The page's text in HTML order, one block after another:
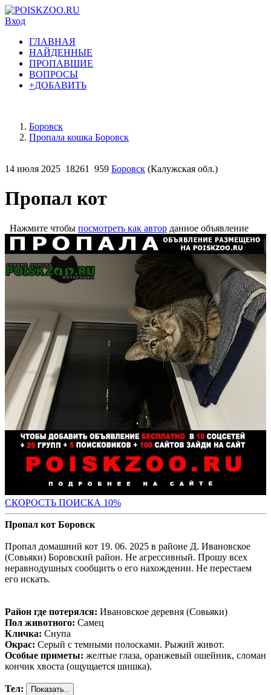
Вход
ГЛАВНАЯ
НАЙДЕННЫЕ
ПРОПАВШИЕ
ВОПРОСЫ
+ДОБАВИТЬ
Боровск
Пропала кошка Боровск
14 июля 2025 18261 959 Боровск (Калужская обл.)
Пропал кот
Нажмите чтобы посмотреть как автор данное объявление
СКОРОСТЬ ПОИСКА 10%
Пропал кот Боровск
Пропал домашний кот 19. 06. 2025 в районе Д. Ивановское
(Совьяки) Боровский район. Не агрессивный. Прошу всех
неравнодушных сообщить о его нахождении. Не перестаем
его искать.
Район где потерялся: Ивановское деревня (Совьяки)
Пол животного: Самец
Кличка: Снупа
Окрас: Серый с темными полосками. Рыжий живот.
Особые приметы: желтые глаза, оранжевый ошейник, сломан
кончик хвоста (ощущается шишка).
Тел: